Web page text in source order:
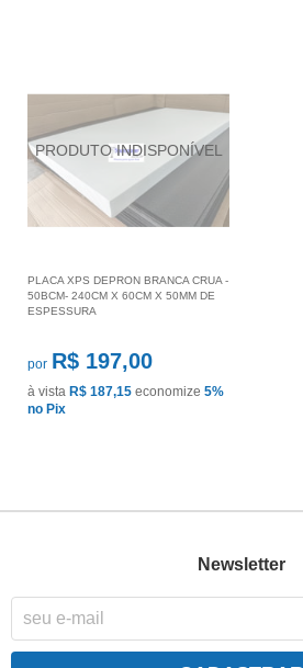
PLACA XPS DEPRON BRANCA CRUA -
50BCM- 240CM X 60CM X 50MM DE
ESPESSURA
por R$ 197,00
à vista R$ 187,15 economize 5%
no Pix
Newsletter